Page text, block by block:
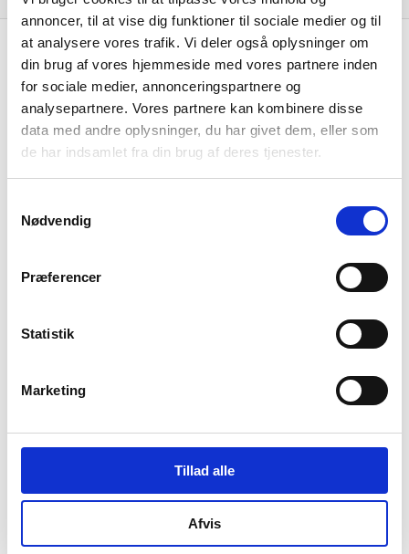
annoncer, til at vise dig funktioner til sociale medier og til
at analysere vores trafik. Vi deler også oplysninger om
din brug af vores hjemmeside med vores partnere inden
for sociale medier, annonceringspartnere og
analysepartnere. Vores partnere kan kombinere disse
data med andre oplysninger, du har givet dem, eller som
de har indsamlet fra din brug af deres tjenester.
Nødvendig
Præferencer
Statistik
Marketing
Tillad alle
Afvis
Resultat i 1000 DKK 2025-12
Nettoomsætning
Bruttofortjeneste 53
Driftsresultat (EBIT)
Årets Resultat 22
Balance i 1000 DKK 2025-12
132
Egenkapital 42
Årets balance 588